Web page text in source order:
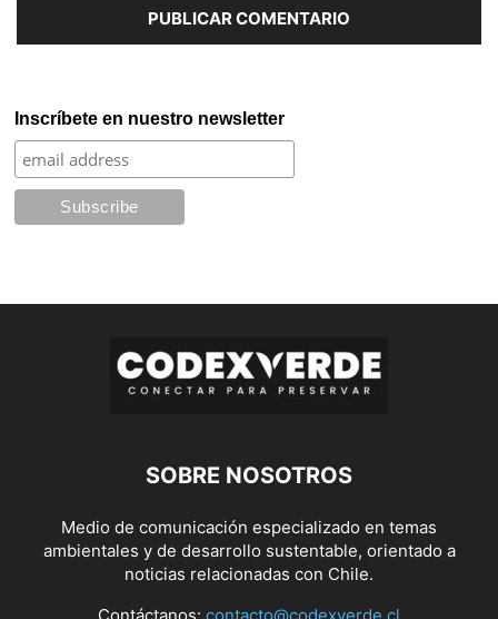
Inscríbete en nuestro newsletter
SOBRE NOSOTROS
Medio de comunicación especializado en temas
ambientales y de desarrollo sustentable, orientado a
noticias relacionadas con Chile.